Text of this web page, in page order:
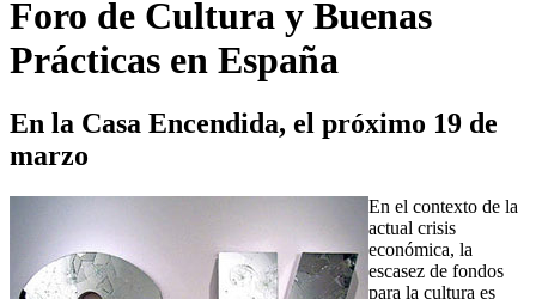
Foro de Cultura y Buenas
Prácticas en España
En la Casa Encendida, el próximo 19 de
marzo
En el contexto de la
actual crisis
económica, la
escasez de fondos
para la cultura es